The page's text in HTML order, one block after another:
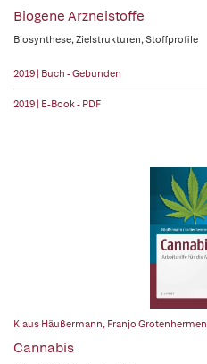
Biogene Arzneistoffe
Biosynthese, Zielstrukturen, Stoffprofile
2019 | Buch - Gebunden
2019 | E-Book - PDF
Klaus Häußermann, Franjo Grotenhermen
Cannabis